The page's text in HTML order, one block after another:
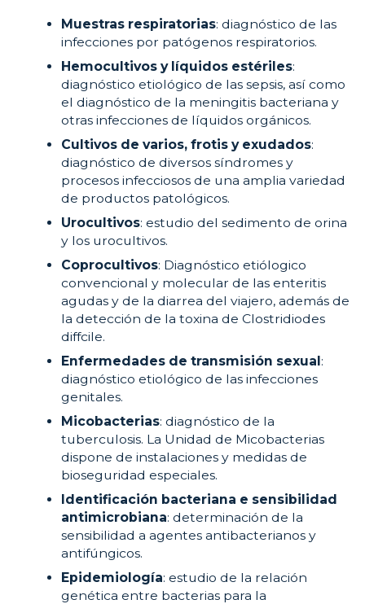
Muestras respiratorias: diagnóstico de las
infecciones por patógenos respiratorios.
Hemocultivos y líquidos estériles:
diagnóstico etiológico de las sepsis, así como
el diagnóstico de la meningitis bacteriana y
otras infecciones de líquidos orgánicos.
Cultivos de varios, frotis y exudados:
diagnóstico de diversos síndromes y
procesos infecciosos de una amplia variedad
de productos patológicos.
Urocultivos: estudio del sedimento de orina
y los urocultivos.
Coprocultivos: Diagnóstico etiólogico
convencional y molecular de las enteritis
agudas y de la diarrea del viajero, además de
la detección de la toxina de Clostridiodes
diffcile.
Enfermedades de transmisión sexual:
diagnóstico etiológico de las infecciones
genitales.
Micobacterias: diagnóstico de la
tuberculosis. La Unidad de Micobacterias
dispone de instalaciones y medidas de
bioseguridad especiales.
Identificación bacteriana e sensibilidad
antimicrobiana: determinación de la
sensibilidad a agentes antibacterianos y
antifúngicos.
Epidemiología: estudio de la relación
genética entre bacterias para la